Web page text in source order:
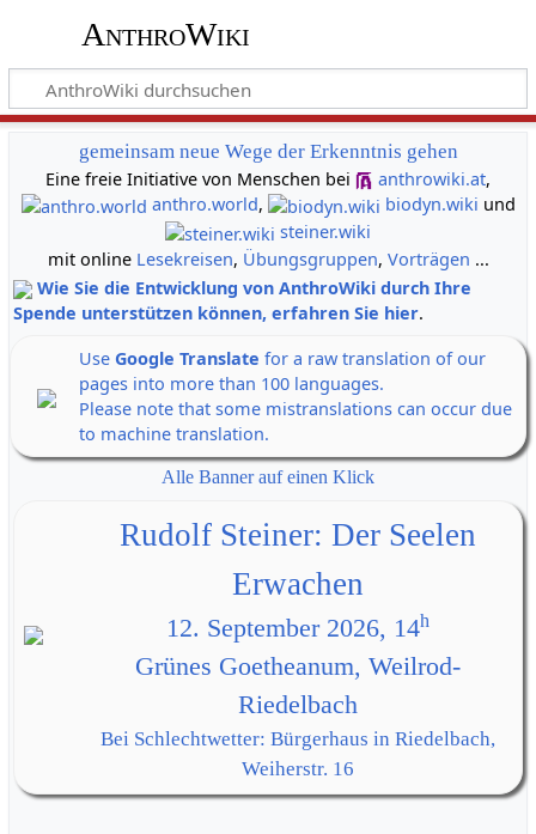
AnthroWiki
gemeinsam neue Wege der Erkenntnis gehen
Eine freie Initiative von Menschen bei
anthrowiki.at,
anthro.world, biodyn.wiki und
steiner.wiki
mit online Lesekreisen, Übungsgruppen, Vorträgen ...
Wie Sie die Entwicklung von AnthroWiki durch Ihre
Spende unterstützen können, erfahren Sie hier.
Use Google Translate for a raw translation of our
pages into more than 100 languages.
Please note that some mistranslations can occur due
to machine translation.
Alle Banner auf einen Klick
Rudolf Steiner: Der Seelen
Erwachen
12. September 2026, 14h
Grünes Goetheanum, Weilrod-
Riedelbach
Bei Schlechtwetter: Bürgerhaus in Riedelbach,
Weiherstr. 16